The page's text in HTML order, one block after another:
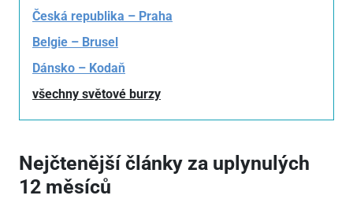
Česká republika – Praha
Belgie – Brusel
Dánsko – Kodaň
všechny světové burzy
Nejčtenější články za uplynulých
12 měsíců